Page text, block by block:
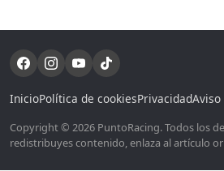
InicioPolítica de cookiesPrivacidad
Copyright © 2026 PuntoRacing. Todos los
redistribuyes contenido, enlaza al artículo